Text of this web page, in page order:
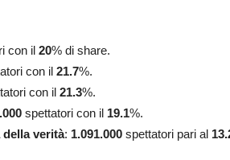
con il 20% di share.
con il 21.7%.
con il 21.3%.
spettatori con il 19.1%.
verità: 1.091.000 spettatori pari al